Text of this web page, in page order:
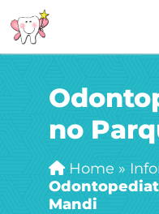
no
Home »
Mandi